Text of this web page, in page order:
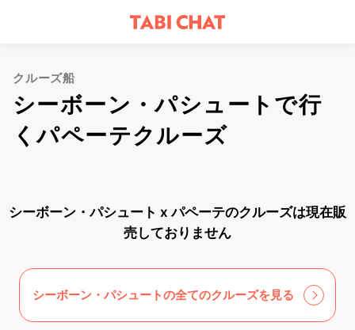
クルーズ船
シーボーン・パシュートで行
くパペーテクルーズ
シーボーン・パシュート x パペーテのクルーズは現在販
売しておりません
シーボーン・パシュートの全てのクルーズを見る